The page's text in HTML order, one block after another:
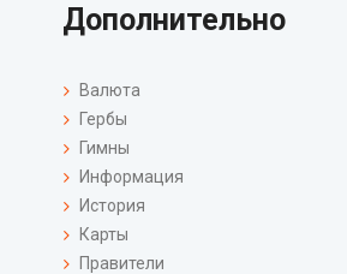
Дополнительно
Валюта
Гербы
Гимны
Информация
История
Карты
Правители